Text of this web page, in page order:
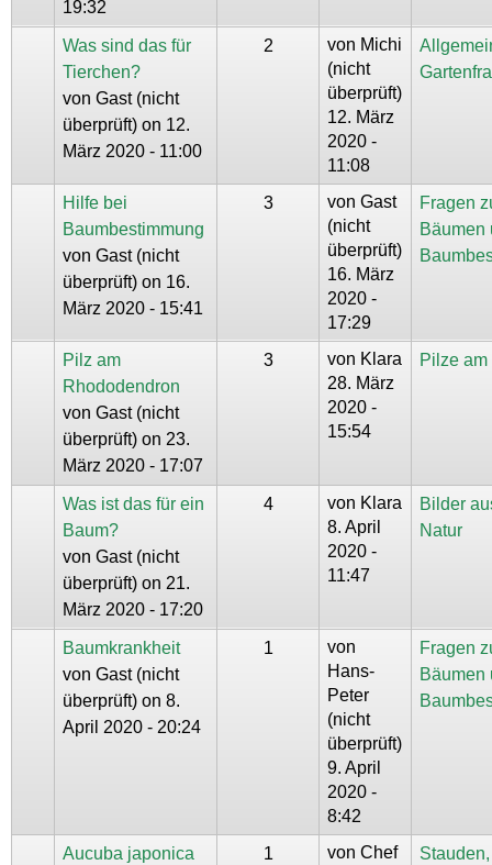
19:32
Was sind das für
Tierchen?
von Gast (nicht
überprüft) on 12.
März 2020 - 11:00
2 von Michi
(nicht
überprüft)
12. März
2020 -
11:08
Hilfe bei
Baumbestimmung
von Gast (nicht
überprüft) on 16.
März 2020 - 15:41
3 von Gast
(nicht
überprüft)
16. März
2020 -
17:29
Fragen
Bäumen
Pilz am
Rhododendron
von Gast (nicht
überprüft) on 23.
März 2020 - 17:07
3 von Klara
28. März
2020 -
15:54
Pilze am
Was ist das für ein
Baum?
von Gast (nicht
überprüft) on 21.
März 2020 - 17:20
4 von Klara
8. April
2020 -
11:47
Bilder
Natur
Baumkrankheit
von Gast (nicht
überprüft) on 8.
April 2020 - 20:24
1
von
Hans-
Peter
(nicht
überprüft)
9. April
2020 -
8:42
Fragen
Bäumen
Aucuba japonica
1 von Chef
Stauden,